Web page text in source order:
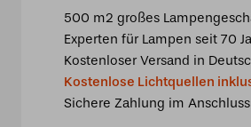
Peony
einem
Vintage-
Anhänger
500 m2 großes
Experten für Lampen seit 70
Kostenloser Versand in
Kostenlose Lichtquellen
Sichere Zahlung im